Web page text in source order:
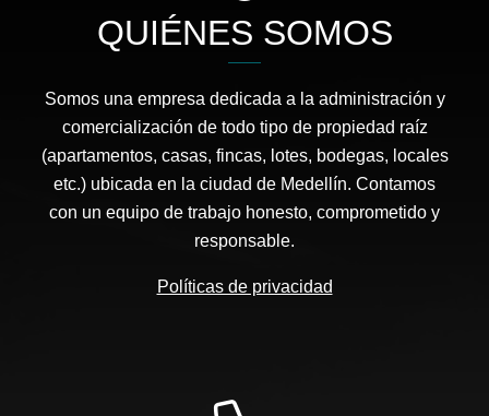
QUIÉNES SOMOS
Somos una empresa dedicada a la administración y
comercialización de todo tipo de propiedad raíz
(apartamentos, casas, fincas, lotes, bodegas, locales
etc.) ubicada en la ciudad de Medellín. Contamos
con un equipo de trabajo honesto, comprometido y
responsable.
Políticas de privacidad